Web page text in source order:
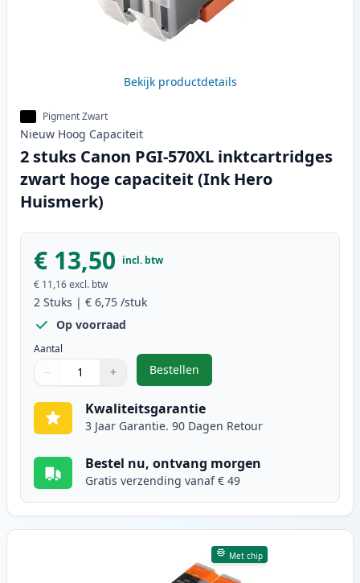
Bekijk productdetails
Pigment Zwart
Nieuw Hoog Capaciteit
2 stuks Canon PGI-570XL inktcartridges
zwart hoge capaciteit (Ink Hero
Huismerk)
€ 13,50 incl. btw
€ 11,16excl. btw
2 Stuks | € 6,75 /stuk
Op voorraad
Aantal
Gebruik de knoppen om aan te passen
− +
1
Bestellen
,2 stuks Canon PGI-570XL
Kwaliteitsgarantie
3 Jaar Garantie. 90 Dagen Retour
Bestel nu, ontvang morgen
Gratis verzending vanaf € 49
Met chip